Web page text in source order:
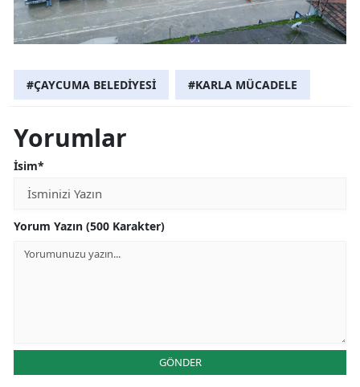
#ÇAYCUMA BELEDİYESİ #KARLA MÜCADELE
Yorumlar
İsim*
Yorum Yazın (500 Karakter)
GÖNDER